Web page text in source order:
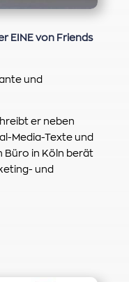
EINE von Friends
und
er neben
Media-Texte und
Büro in Köln berät
und